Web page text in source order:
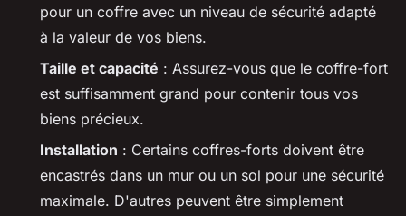
pour un coffre avec un niveau de sécurité adapté
à la valeur de vos biens.
Taille et capacité : Assurez-vous que le coffre-fort
est suffisamment grand pour contenir tous vos
biens précieux.
Installation : Certains coffres-forts doivent être
encastrés dans un mur ou un sol pour une sécurité
maximale. D'autres peuvent être simplement